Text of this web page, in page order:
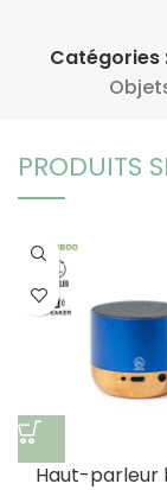
Catégories
PRODUITS
Haut-parleur